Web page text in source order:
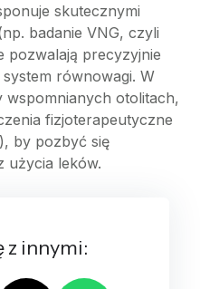
skutecznymi
badanie VNG, czyli
pozwalają precyzyjnie
równowagi. W
otolitach,
fizjoterapeutyczne
by pozbyć się
użycia leków.
z innymi: